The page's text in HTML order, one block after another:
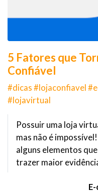
5 Fatores que
Confiável
#dicas #lojaconfiavel
#lojavirtual
Possuir uma loja
mas não é
alguns elementos
trazer maior